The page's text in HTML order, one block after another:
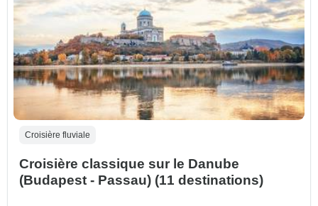
Croisière fluviale
Croisière classique sur le Danube
(Budapest - Passau) (11 destinations)